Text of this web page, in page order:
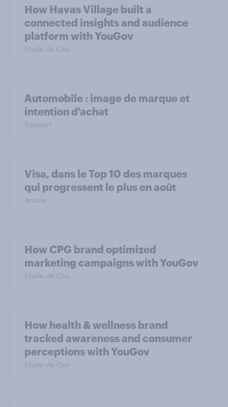
How Havas Village built a
connected insights and audience
platform with YouGov
Étude de Cas
Automobile : image de marque et
intention d'achat
Rapport
Visa, dans le Top 10 des marques
qui progressent le plus en août
Article
How CPG brand optimized
marketing campaigns with YouGov
Étude de Cas
How health & wellness brand
tracked awareness and consumer
perceptions with YouGov
Étude de Cas